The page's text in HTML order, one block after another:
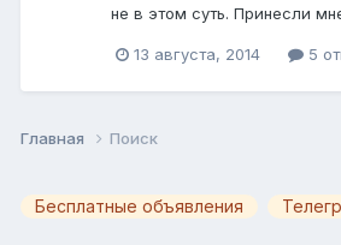
не в этом суть. Принесли
13 августа, 2014 5
Главная Поиск
Бесплатные объявления